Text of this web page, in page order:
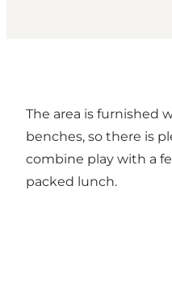
The area is furnished
benches, so there is
combine play with a
packed lunch.